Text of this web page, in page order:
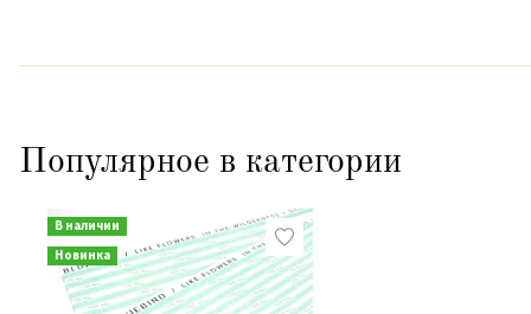
Популярное в категории
В наличии
Новинка